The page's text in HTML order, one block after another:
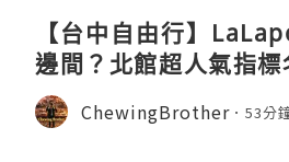
【台中自由行】
邊間？北館超人氣指
度實測日本直送「北丸
館 LOPIA 超市神級熟食
ChewingBrother 53分